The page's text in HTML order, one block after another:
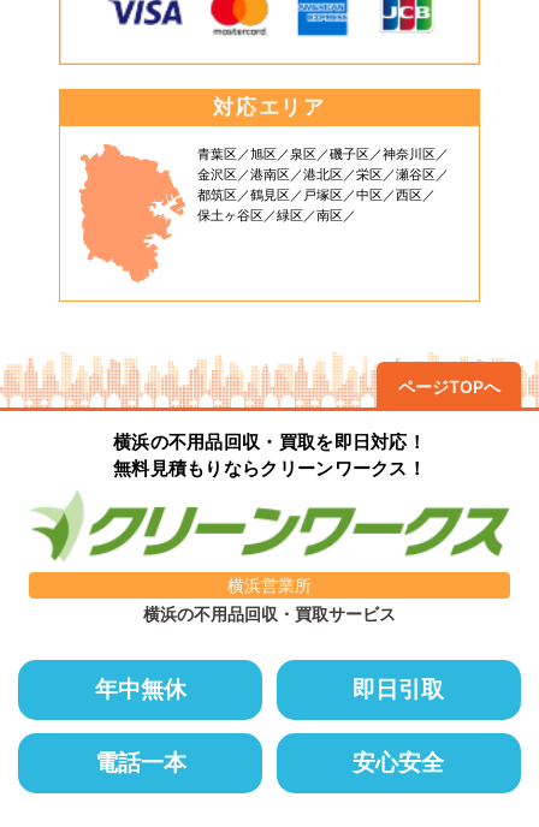
対応エリア
青葉区 旭区 泉区 磯子区
神奈川区
金沢区
港南区 港北区 栄区
瀬谷区
都筑区
鶴見区 戸塚区 中区
西区
保土ヶ谷区
緑区 南区
ページTOPへ
横浜の不用品回収・買取を即日対応！
無料見積もりならクリーンワークス！
横浜営業所
横浜の不用品回収・買取サービス
年中無休 即日引取
電話一本 安心安全